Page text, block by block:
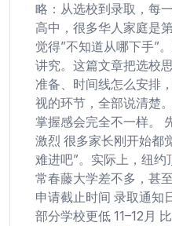
略：从选校到录取，每
高中，很多华人家庭是
觉得”不知道从哪下手”
讲究。这篇文章把选校
准备、时间线怎么安排
视的环节，全部说清楚
掌握感会完全不一样。
激烈 很多家长刚开始都
难进吧”。实际上，纽
常春藤大学差不多，甚
申请截止时间 录取通知
部分学校更低 11–12月